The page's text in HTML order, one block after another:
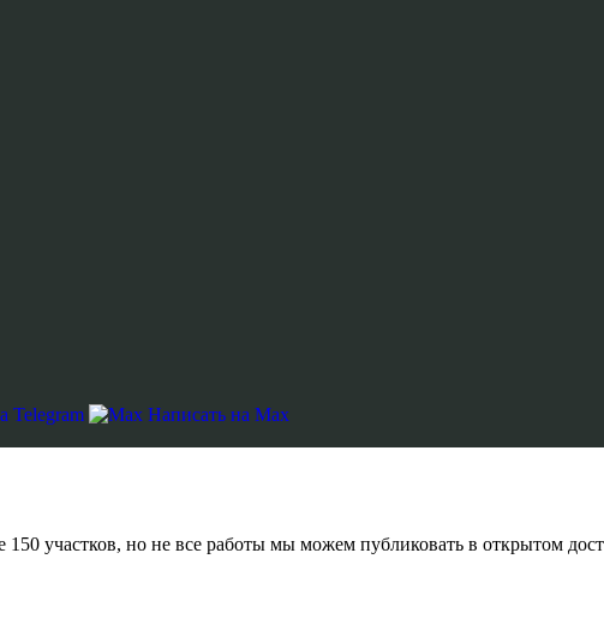
Telegram
Написать на Max
150 участков, но не все работы мы можем публиковать в открытом